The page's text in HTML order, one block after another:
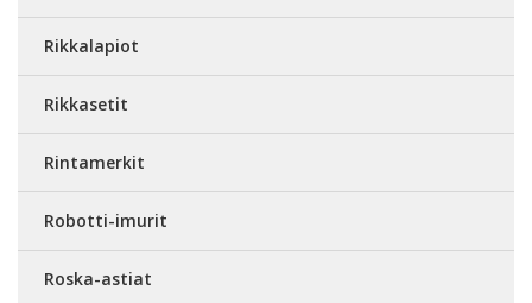
Rikkalapiot
Rikkasetit
Rintamerkit
Robotti-imurit
Roska-astiat